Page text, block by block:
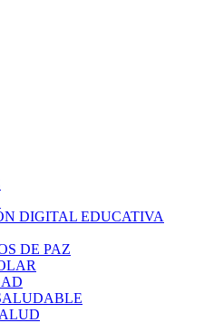
DIGITAL EDUCATIVA
DE PAZ